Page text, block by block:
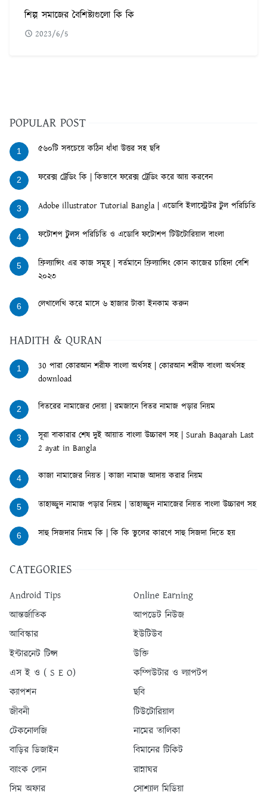
শিল্প সমাজের বৈশিষ্ট্যগুলো কি কি
2023/6/5
POPULAR POST
1 ৫৬০টি সবচেয়ে কঠিন ধাঁধা উত্তর সহ ছবি
2 ফরেক্স ট্রেডিং কি | কিভাবে ফরেক্স ট্রেডিং করে আয় করবেন
3 Adobe illustrator Tutorial Bangla | এডোবি ইলাস্ট্রেটর টুল পরিচিতি
4 ফটোশপ টুলস পরিচিতি ও এডোবি ফটোশপ টিউটোরিয়াল বাংলা
5
ফ্রিল্যান্সিং এর কাজ সমূহ | বর্তমানে ফ্রিল্যান্সিং কোন কাজের চাহিদা বেশি
২০২৩
6 লেখালেখি করে মাসে ৬ হাজার টাকা ইনকাম করুন
HADITH & QURAN
1
30 পারা কোরআন শরীফ বাংলা অর্থসহ | কোরআন শরীফ বাংলা অর্থসহ
download
2 বিতরের নামাজের দোয়া | রমজানে বিতর নামাজ পড়ার নিয়ম
3
সূরা বাকারার শেষ দুই আয়াত বাংলা উচ্চারণ সহ | Surah Baqarah Last
2 ayat in Bangla
4 কাজা নামাজের নিয়ত | কাজা নামাজ আদায় করার নিয়ম
5 তাহাজ্জুদ নামাজ পড়ার নিয়ম | তাহাজ্জুদ নামাজের নিয়ত বাংলা উচ্চারণ সহ
6 সাহু সিজদার নিয়ম কি | কি কি ভুলের কারণে সাহু সিজদা দিতে হয়
CATEGORIES
Android Tips
Online Earning
আন্তর্জাতিক
আপডেট নিউজ
আবিস্কার
ইউটিউব
ইন্টারনেট টিপ্স
উক্তি
এস ই ও ( S E O)
কম্পিউটার ও ল্যাপটপ
ক্যাপশন
ছবি
জীবনী
টিউটোরিয়াল
টেকনোলজি
নামের তালিকা
বাড়ির ডিজাইন
বিমানের টিকিট
ব্যাংক লোন
রান্নাঘর
সিম অফার
সোশ্যাল মিডিয়া